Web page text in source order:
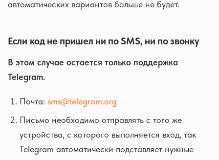
автоматических вариантов больше не будет.
Если код не пришел ни по SMS, ни по звонку
В этом случае остается только поддержка
Telegram.
Почта: sms@telegram.org
Письмо необходимо отправлять с того же
устройства, с которого выполняется вход, так
Telegram автоматически подставляет нужные